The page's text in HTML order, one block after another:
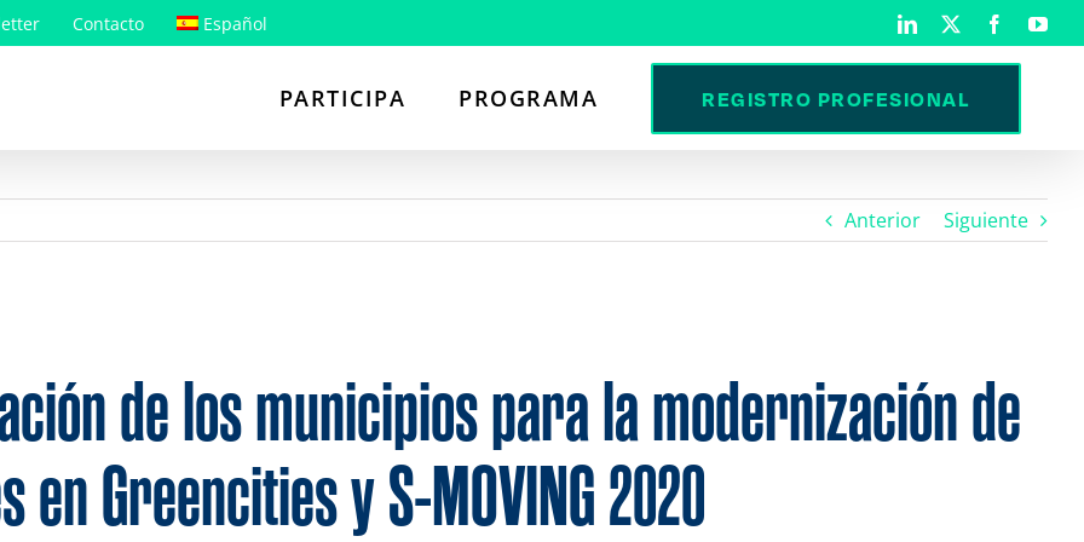
Contacto Español LinkedIn Facebook
PARTICIPA PROGRAMA REGISTRO PROFESIONAL
Anterior Siguiente
de los municipios para la modernización de
Greencities y S-MOVING 2020